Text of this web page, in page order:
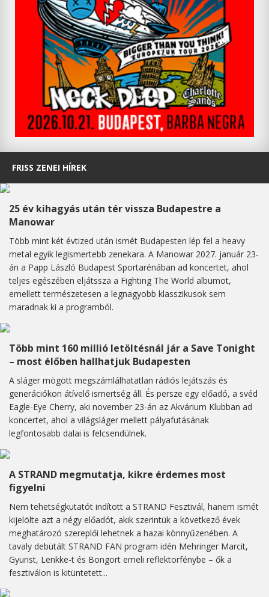
FRISS ZENEI HÍREK
25 év kihagyás után tér vissza Budapestre a
Manowar
Több mint két évtized után ismét Budapesten lép fel a heavy
metal egyik legismertebb zenekara. A Manowar 2027. január 23-
án a Papp László Budapest Sportarénában ad koncertet, ahol
teljes egészében eljátssza a Fighting The World albumot,
emellett természetesen a legnagyobb klasszikusok sem
maradnak ki a programból.
Több mint 160 millió letöltésnál jár a Save Tonight
– most élőben hallhatjuk Budapesten
A sláger mögött megszámlálhatatlan rádiós lejátszás és
generációkon átívelő ismertség áll. És persze egy előadó, a svéd
Eagle-Eye Cherry, aki november 23-án az Akvárium Klubban ad
koncertet, ahol a világsláger mellett pályafutásának
legfontosabb dalai is felcsendülnek.
A STRAND megmutatja, kikre érdemes most
figyelni
Nem tehetségkutatót indított a STRAND Fesztivál, hanem ismét
kijelölte azt a négy előadót, akik szerintük a következő évek
meghatározó szereplői lehetnek a hazai könnyűzenében. A
tavaly debütált STRAND FAN program idén Mehringer Marcit,
Gyurist, Lenkke-t és Bongort emeli reflektorfénybe – ők a
fesztiválon is kitüntetett...